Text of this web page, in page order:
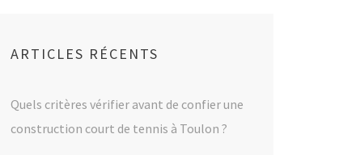
ARTICLES RÉCENTS
Quels critères vérifier avant de confier une
construction court de tennis à Toulon ?